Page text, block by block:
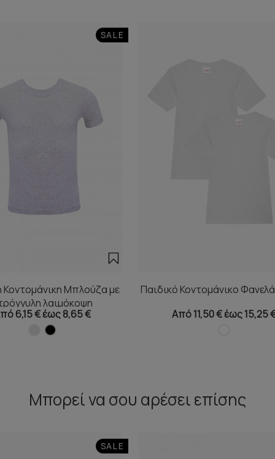
SALE
Κοντομάνικη Μπλούζα με
λαιμόκοψη
6,15 € έως 8,65 €
Παιδικό Κοντομάνικο
Από 11,50 € έως 15,25
Μπορεί να σου αρέσει επίσης
SALE